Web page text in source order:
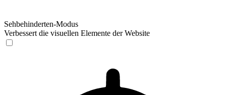
Sehbehinderten-Modus
Verbessert die visuellen Elemente der Website